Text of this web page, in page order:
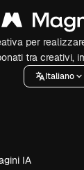
per
tra creativi,
Italiano
IA